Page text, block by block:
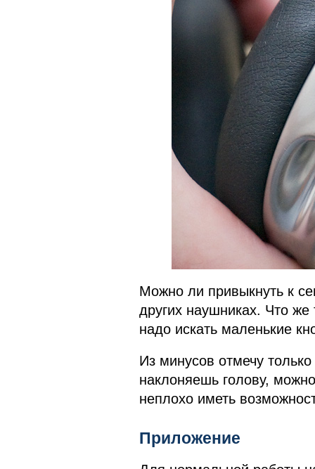
Можно ли привыкнуть к
других наушниках. Что
надо искать маленькие
Из минусов отмечу
наклоняешь голову,
неплохо иметь
Приложение